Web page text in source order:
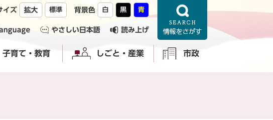
イズ 拡大 標準 背景色 白 黒 青
やさしい日本語 読み上げ
子育て・教育 しごと・産業 市政